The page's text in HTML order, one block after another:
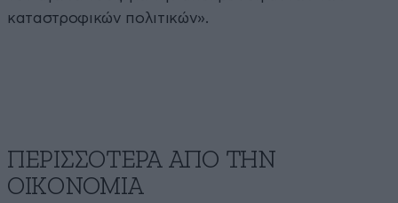
καταστροφικών πολιτικών».
ΠΕΡΙΣΣΟΤΕΡΑ ΑΠΟ ΤΗΝ
ΟΙΚΟΝΟΜΙΑ